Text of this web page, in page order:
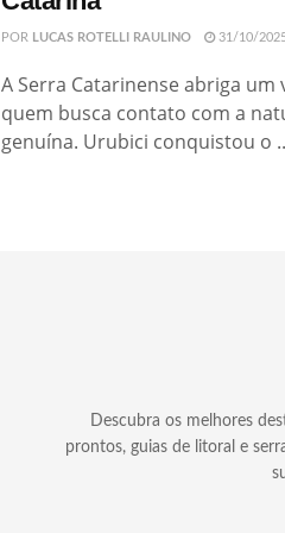
POR LUCAS ROTELLI RAULINO 31/10/
A Serra Catarinense abriga
quem busca contato com a
genuína. Urubici conquistou o
Descubra os melhores
prontos, guias de litoral e